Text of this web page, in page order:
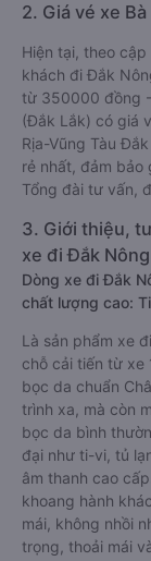
2. Giá vé xe
Hiện tại, theo
khách đi Đắk
từ 350000 đồng
(Đắk Lắk) có giá
Rịa-Vũng Tàu
rẻ nhất, đảm bảo
Tổng đài tư vấn,
3. Giới thiệu,
xe đi Đắk
Dòng xe đi Đắk
chất lượng cao:
Là sản phẩm xe
chỗ cải tiến từ xe
bọc da chuẩn
trình xa, mà còn
bọc da bình
đại như ti-vi, tủ
âm thanh cao
khoang hành
mái, không nhồi
trọng, thoải mái